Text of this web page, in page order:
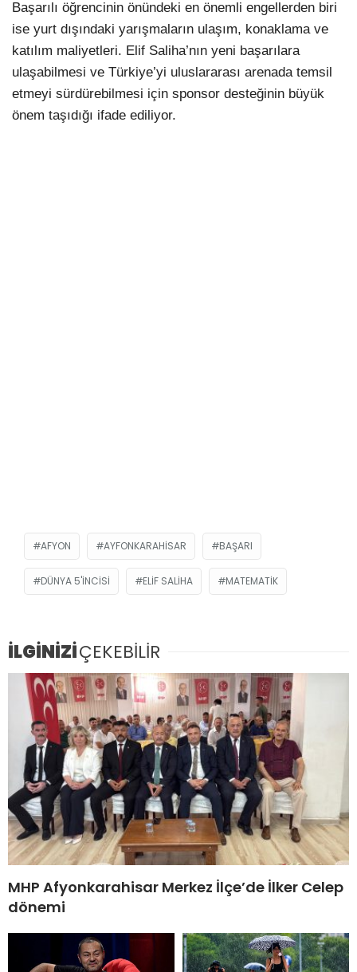
Başarılı öğrencinin önündeki en önemli engellerden biri
ise yurt dışındaki yarışmaların ulaşım, konaklama ve
katılım maliyetleri. Elif Saliha’nın yeni başarılara
ulaşabilmesi ve Türkiye’yi uluslararası arenada temsil
etmeyi sürdürebilmesi için sponsor desteğinin büyük
önem taşıdığı ifade ediliyor.
AFYON AYFONKARAHISAR BAŞARI
DÜNYA 5'INCISI ELIF SALIHA MATEMATIK
İLGİNİZİÇEKEBİLİR
MHP Afyonkarahisar Merkez İlçe’de İlker Celep
dönemi